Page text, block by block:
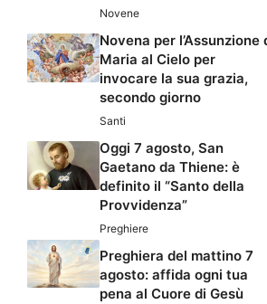
Novene
Novena per l’Assunzione
Maria al Cielo per
invocare la sua grazia,
secondo giorno
Santi
Oggi 7 agosto, San
Gaetano da Thiene: è
definito il “Santo della
Provvidenza”
Preghiere
Preghiera del mattino 7
agosto: affida ogni tua
pena al Cuore di Gesù